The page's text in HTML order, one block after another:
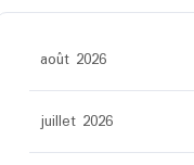
août 2026
juillet 2026